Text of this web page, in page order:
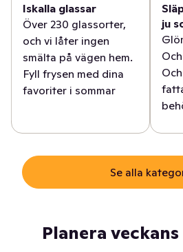
Iskalla glassar
Över 230 glassorter,
och vi låter ingen
smälta på vägen hem.
Fyll frysen med dina
favoriter i sommar
ju
Se alla
Planera